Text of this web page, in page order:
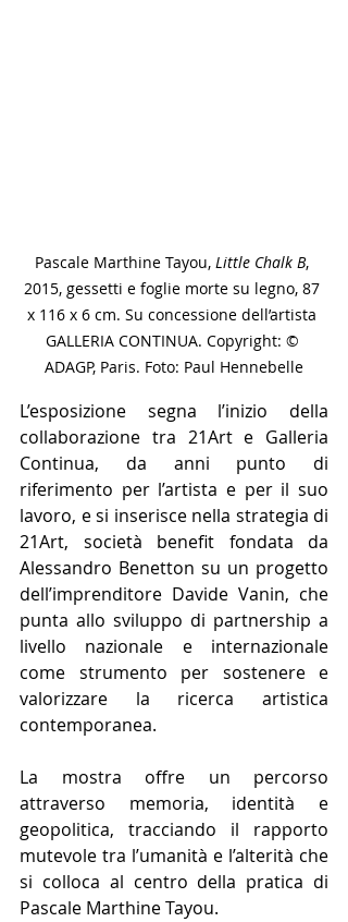
Pascale Marthine Tayou, Little Chalk B,
2015, gessetti e foglie morte su legno, 87
x 116 x 6 cm. Su concessione dell’artista
GALLERIA CONTINUA. Copyright: ©
ADAGP, Paris. Foto: Paul Hennebelle
L’esposizione segna l’inizio della
collaborazione tra 21Art e Galleria
Continua, da anni punto di
riferimento per l’artista e per il suo
lavoro, e si inserisce nella strategia di
21Art, società benefit fondata da
Alessandro Benetton su un progetto
dell’imprenditore Davide Vanin, che
punta allo sviluppo di partnership a
livello nazionale e internazionale
come strumento per sostenere e
valorizzare la ricerca artistica
contemporanea.
La mostra offre un percorso
attraverso memoria, identità e
geopolitica, tracciando il rapporto
mutevole tra l’umanità e l’alterità che
si colloca al centro della pratica di
Pascale Marthine Tayou.